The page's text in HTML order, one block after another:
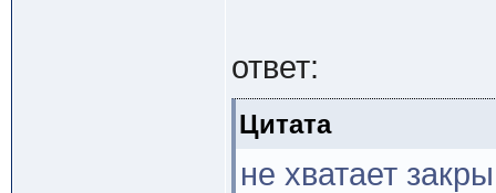
ответ:
Цитата
не хватает